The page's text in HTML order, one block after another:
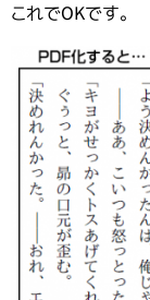
これでOKです。